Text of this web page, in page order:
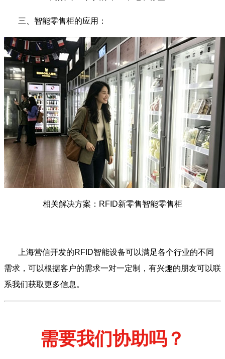
三、智能零售柜的应用：
相关解决方案：RFID新零售智能零售柜
上海营信开发的RFID智能设备可以满足各个行业的不同
需求，可以根据客户的需求一对一定制，有兴趣的朋友可以联
系我们获取更多信息。
需要我们协助吗？